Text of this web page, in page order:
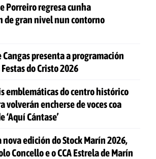
Porreiro regresa cunha
de gran nivel nun contorno
Cangas presenta a programación
do Cristo 2026
emblemáticas do centro histórico
volverán encherse de voces coa
‘Aquí Cántase’
nova edición do Stock Marín 2026,
Concello e o CCA Estrela de Marín